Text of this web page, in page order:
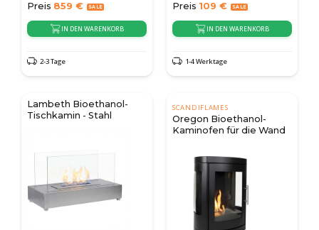
Preis 859 €
IN DEN WARENKORB
2-3 Tage
Preis 109 €
IN DEN WARENKORB
1-4 Werktage
Lambeth Bioethanol-
Tischkamin - Stahl
SCANDIFLAMES
Oregon Bioethanol-
Kaminofen für die Wand